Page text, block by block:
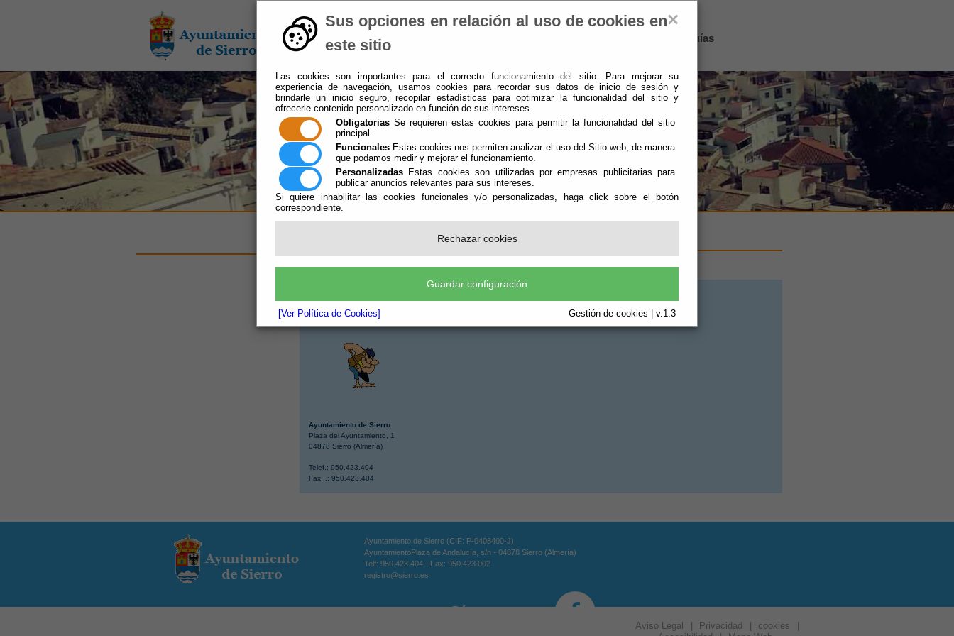
×
Sus opciones en relación al uso de cookies en
este sitio
Las cookies son importantes para el correcto funcionamiento del sitio. Para mejorar su
experiencia de navegación, usamos cookies para recordar sus datos de inicio de sesión y
brindarle un inicio seguro, recopilar estadísticas para optimizar la funcionalidad del sitio y
ofrecerle contenido personalizado en función de sus intereses.
Obligatorias Se requieren estas cookies para permitir la funcionalidad del sitio
principal.
Funcionales Estas cookies nos permiten analizar el uso del Sitio web, de manera
que podamos medir y mejorar el funcionamiento.
Personalizadas Estas cookies son utilizadas por empresas publicitarias para
publicar anuncios relevantes para sus intereses.
Si quiere inhabilitar las cookies funcionales y/o personalizadas, haga click sobre el botón
correspondiente.
Rechazar cookies
Guardar configuración
[Ver Política de Cookies] Gestión de cookies | v.1.3
El Ayuntamiento Guías
Escuchar
¡¡ PÁGINA EN CONSTRUCCIÓN.....
Perdonen las molestias !!
Ayuntamiento de Sierro
Plaza del Ayuntamiento, 1
04878 Sierro (Almería)
Telef.: 950.423.404
Fax...: 950.423.404
Ayuntamiento de Sierro (CIF: P-0408400-J)
AyuntamientoPlaza de Andalucía, s/n - 04878 Sierro (Almería)
Telf: 950.423.404 - Fax: 950.423.002
registro@sierro.es
Síguenos en
Aviso Legal Privacidad cookies